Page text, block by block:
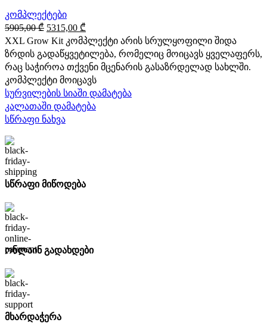
კომპლექტები
5905,00₾ Original
price
was:
5905,00 ₾.
5315,00 ₾
price
is:
5315,00 ₾.
XXL Grow Kit კომპლექტი არის სრულყოფილი შიდა
ზრდის გადაწყვეტილება, რომელიც მოიცავს ყველაფერს,
რაც საჭიროა თქვენი მცენარის გასაზრდელად სახლში.
კომპლექტი მოიცავს
სურვილების სიაში დამატება
კალათაში დამატება
სწრაფი ნახვა
სწრაფი მიწოდება
ონლაინ გადახდები
მხარდაჭერა